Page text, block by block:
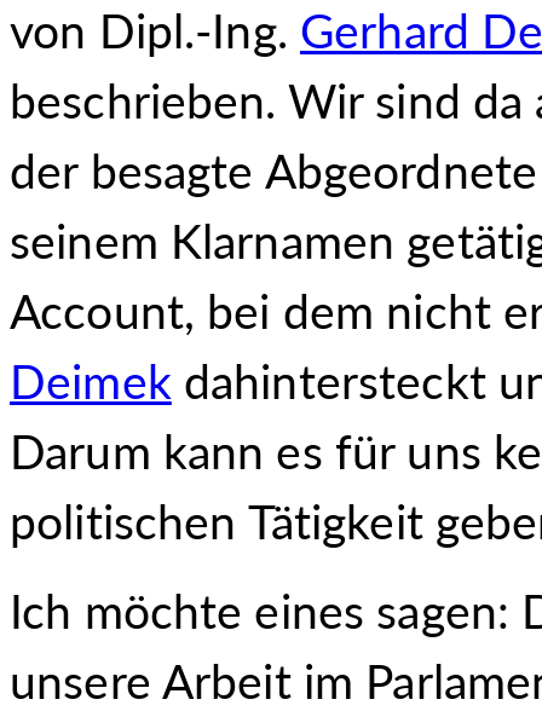
von Dipl.-Ing. Gerhard
beschrieben. Wir sind
der besagte
seinem Klarnamen
Account, bei dem nicht
Deimek dahintersteckt
Darum kann es für uns
politischen Tätigkeit
Ich möchte eines
unsere Arbeit im